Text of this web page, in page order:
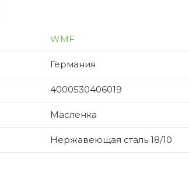
WMF
Германия
4000530406019
Масленка
Нержавеющая сталь 18/10